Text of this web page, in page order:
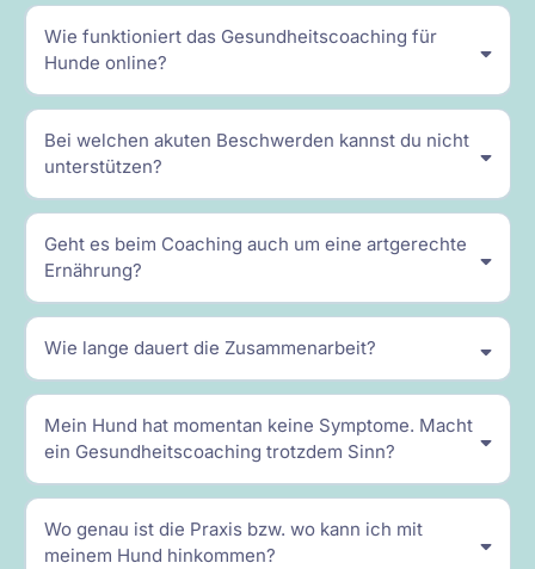
Wie funktioniert das Gesundheitscoaching für
Hunde online?
Bei welchen akuten Beschwerden kannst du nicht
unterstützen?
Geht es beim Coaching auch um eine artgerechte
Ernährung?
Wie lange dauert die Zusammenarbeit?
Mein Hund hat momentan keine Symptome. Macht
ein Gesundheitscoaching trotzdem Sinn?
Wo genau ist die Praxis bzw. wo kann ich mit
meinem Hund hinkommen?